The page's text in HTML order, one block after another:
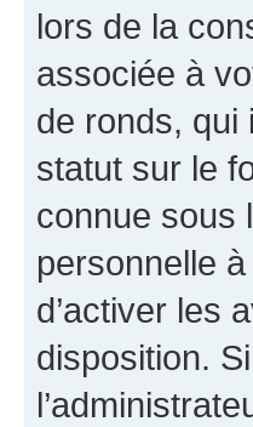
lors de la
associée à
de ronds, qui
statut sur le
connue sous
personnelle
d’activer les
disposition.